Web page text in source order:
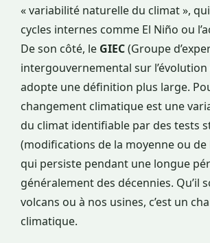
« variabilité naturelle du climat »,
cycles internes comme El Niño ou
De son côté, le GIEC(Groupe
intergouvernemental sur
adopte une définition plus large.
changement climatique est une
du climat identifiable par des tests
(modifications de la moyenne ou
qui persiste pendant une longue
généralement des décennies. Qu’il
volcans ou à nos usines, c’est un
climatique.